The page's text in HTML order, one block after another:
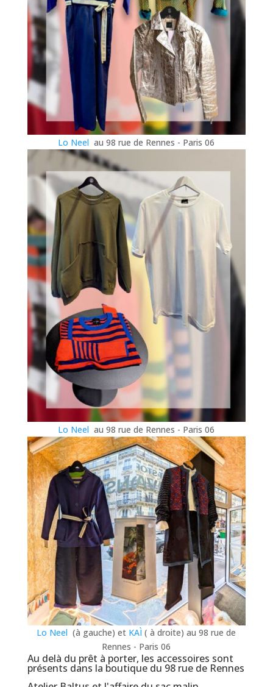
Lo Neel au 98 rue de Rennes - Paris 06
Lo Neel au 98 rue de Rennes - Paris 06
Lo Neel (à gauche) et KAÌ ( à droite) au 98 rue de
Rennes - Paris 06
Au delà du prêt à porter, les accessoires sont
présents dans la boutique du 98 rue de Rennes